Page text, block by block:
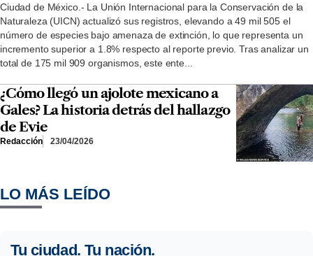
Ciudad de México.- La Unión Internacional para la Conservación de la
Naturaleza (UICN) actualizó sus registros, elevando a 49 mil 505 el
número de especies bajo amenaza de extinción, lo que representa un
incremento superior a 1.8% respecto al reporte previo. Tras analizar un
total de 175 mil 909 organismos, este ente...
¿Cómo llegó un ajolote mexicano a
Gales? La historia detrás del hallazgo
de Evie
Redacción 23/04/2026
LO MÁS LEÍDO
Tu ciudad. Tu nación.